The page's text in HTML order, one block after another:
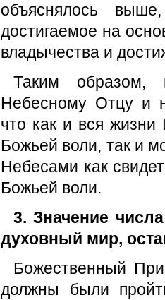
объяснялось
достигаемое на
владычества и
Таким образом,
Небесному Отцу и
что как и вся
Божьей воли, так и
Небесами как
Божьей воли.
3. Значение
духовный мир,
Божественный
должны были